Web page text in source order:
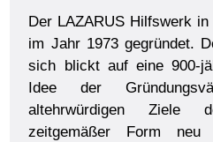
Der LAZARUS Hilfswerk
im Jahr 1973 gegründet.
sich blickt auf eine 900-
Idee der
altehrwürdigen Ziele
zeitgemäßer Form